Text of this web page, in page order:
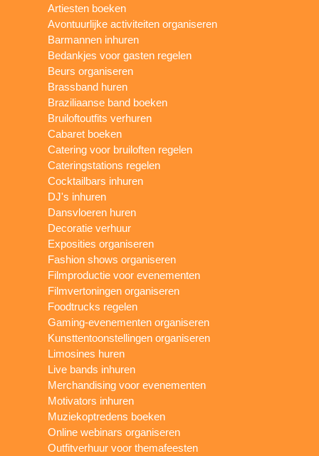
Artiesten boeken
Avontuurlijke activiteiten organiseren
Barmannen inhuren
Bedankjes voor gasten regelen
Beurs organiseren
Brassband huren
Braziliaanse band boeken
Bruiloftoutfits verhuren
Cabaret boeken
Catering voor bruiloften regelen
Cateringstations regelen
Cocktailbars inhuren
DJ's inhuren
Dansvloeren huren
Decoratie verhuur
Exposities organiseren
Fashion shows organiseren
Filmproductie voor evenementen
Filmvertoningen organiseren
Foodtrucks regelen
Gaming-evenementen organiseren
Kunsttentoonstellingen organiseren
Limosines huren
Live bands inhuren
Merchandising voor evenementen
Motivators inhuren
Muziekoptredens boeken
Online webinars organiseren
Outfitverhuur voor themafeesten